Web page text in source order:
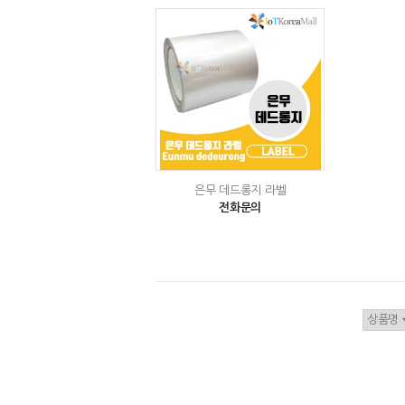
은무 데드롱지 라벨
전화문의